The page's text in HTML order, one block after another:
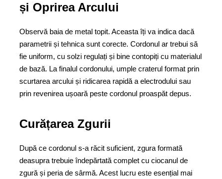
și Oprirea Arcului
Observă baia de metal topit. Aceasta îți va indica dacă
parametrii și tehnica sunt corecte. Cordonul ar trebui să
fie uniform, cu solzi regulați și bine contopiți cu materialul
de bază. La finalul cordonului, umple craterul format prin
scurtarea arcului și ridicarea rapidă a electrodului sau
prin revenirea ușoară peste cordonul proaspăt depus.
Curățarea Zgurii
După ce cordonul s-a răcit suficient, zgura formată
deasupra trebuie îndepărtată complet cu ciocanul de
zgură și peria de sârmă. Acest lucru este esențial mai